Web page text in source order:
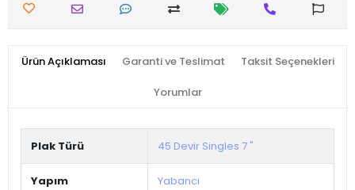
Ürün Açıklaması Garanti ve Teslimat Taksit Seçenekleri
Yorumlar
Plak Türü 45 Devir Singles 7 "
Yapım Yabancı